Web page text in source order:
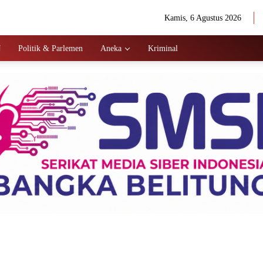
Kamis, 6 Agustus 2026
Politik & Parlemen Aneka Kriminal